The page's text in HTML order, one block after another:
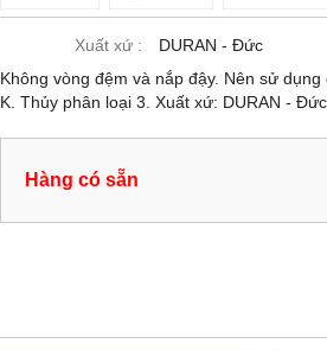
Xuất xứ :
DURAN - Đức
Không vòng đệm và nắp đậy. Nên sử
K. Thủy phân loại 3. Xuất xứ: DURAN - Đức
Hàng có sẵn